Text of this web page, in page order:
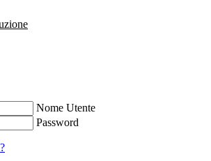
Nome Utente
Password